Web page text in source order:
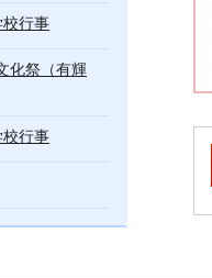
行事
化祭（有輝
行事